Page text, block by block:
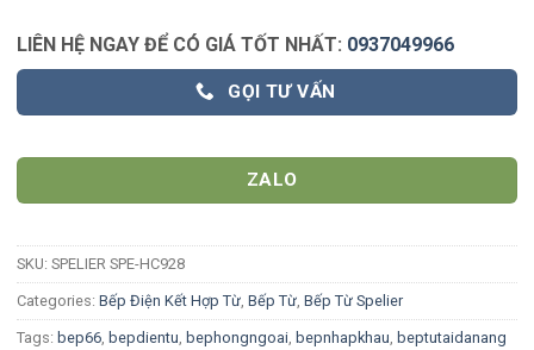
LIÊN HỆ NGAY ĐỂ CÓ GIÁ TỐT NHẤT: 0937049966
GỌI TƯ VẤN
ZALO
SKU: SPELIER SPE-HC928
Categories: Bếp Điện Kết Hợp Từ, Bếp Từ, Bếp Từ Spelier
Tags: bep66, bepdientu, bephongngoai, bepnhapkhau, beptutaidanang